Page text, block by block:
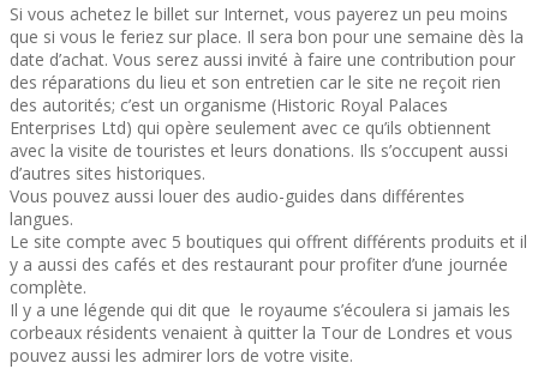
Si vous achetez le billet sur Internet, vous payerez un peu moins
que si vous le feriez sur place. Il sera bon pour une semaine dès la
date d’achat. Vous serez aussi invité à faire une contribution pour
des réparations du lieu et son entretien car le site ne reçoit rien
des autorités; c’est un organisme (Historic Royal Palaces
Enterprises Ltd) qui opère seulement avec ce qu’ils obtiennent
avec la visite de touristes et leurs donations. Ils s’occupent aussi
d’autres sites historiques.
Vous pouvez aussi louer des audio-guides dans différentes
langues.
Le site compte avec 5 boutiques qui offrent différents produits et il
y a aussi des cafés et des restaurant pour profiter d’une journée
complète.
Il y a une légende qui dit que le royaume s’écoulera si jamais les
corbeaux résidents venaient à quitter la Tour de Londres et vous
pouvez aussi les admirer lors de votre visite.